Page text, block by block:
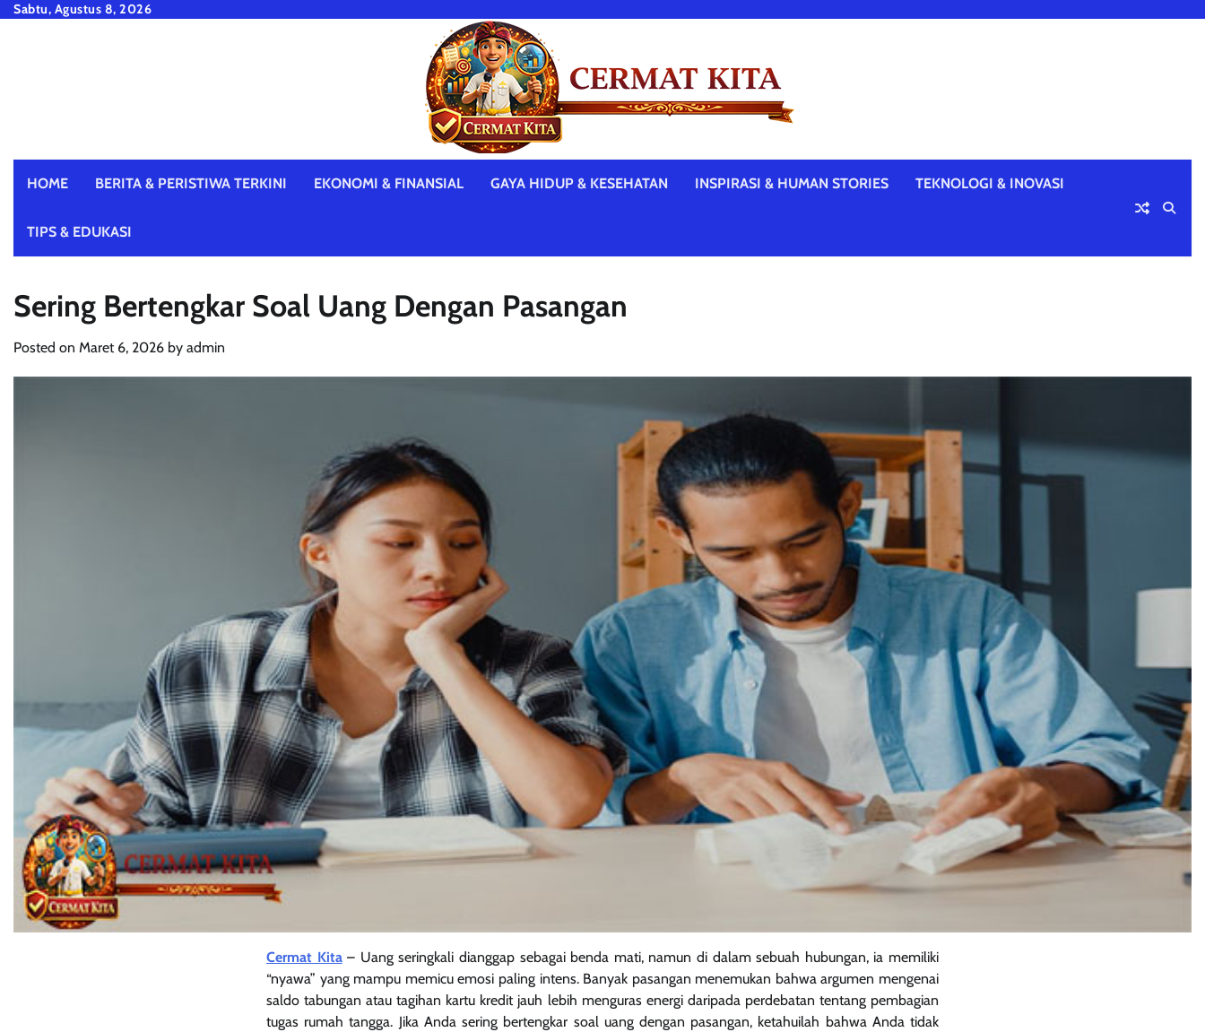
SkipSabtu, Agustus 8, 2026
HOME BERITA & PERISTIWA TERKINI EKONOMI & FINANSIAL GAYA HIDUP & KESEHATAN INSPIRASI & HUMAN STORIES TEKNOLOGI & INOVASI
TIPS & EDUKASI
Sering Bertengkar Soal Uang Dengan Pasangan
Posted on Maret 6, 2026 by admin
Cermat Kita– Uang seringkali dianggap sebagai benda mati, namun di dalam sebuah hubungan, ia memiliki
“nyawa” yang mampu memicu emosi paling intens. Banyak pasangan menemukan bahwa argumen mengenai
saldo tabungan atau tagihan kartu kredit jauh lebih menguras energi daripada perdebatan tentang pembagian
tugas rumah tangga. Jika Anda sering bertengkar soal uang dengan pasangan, ketahuilah bahwa Anda tidak